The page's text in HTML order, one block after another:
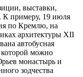
выставки,
К примеру, 19 июля
по Кремлю, на
архитектуры XII
автобусная
которой можно
монастырь и
зодчества